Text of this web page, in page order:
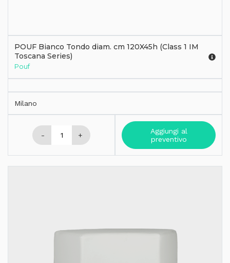
POUF Bianco Tondo diam. cm 120X45h (Class 1 IM
Toscana Series)
Pouf
Milano
- +
Aggiungi al
preventivo